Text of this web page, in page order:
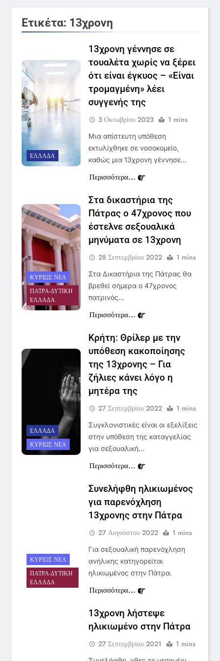
Ετικέτα: 13χρονη
ΕΛΛΆΔΑ
13χρονη γέννησε σε
τουαλέτα χωρίς να ξέρει
ότι είναι έγκυος – «Είναι
τρομαγμένη» λέει
συγγενής της
3 Οκτωβρίου 2023 1 mins
Μια απίστευτη υπόθεση
εκτυλίχθηκε σε νοσοκομείο,
καθώς μια 13χρονη γέννησε…
Περισσότερα...
ΚΥΡΊΩΣ ΝΈΑ
ΠΆΤΡΑ-ΔΥΤΙΚΉ
ΕΛΛΆΔΑ
Στα δικαστήρια της
Πάτρας ο 47χρονος που
έστελνε σεξουαλικά
μηνύματα σε 13χρονη
28 Σεπτεμβρίου 2022 1 mins
Στα Δικαστήρια της Πάτρας θα
βρεθεί σήμερα ο 47χρονος
πατρινός…
Περισσότερα...
ΕΛΛΆΔΑ
ΚΥΡΊΩΣ ΝΈΑ
Κρήτη: Θρίλερ με την
υπόθεση κακοποίησης
της 13χρονης – Για
ζήλιες κάνει λόγο η
μητέρα της
27 Σεπτεμβρίου 2022 1 mins
Συγκλονιστικές είναι οι εξελίξεις
στην υπόθεση της καταγγελίας
για σεξουαλική…
Περισσότερα...
ΚΥΡΊΩΣ ΝΈΑ
ΠΆΤΡΑ-ΔΥΤΙΚΉ
ΕΛΛΆΔΑ
Συνελήφθη ηλικιωμένος
για παρενόχληση
13χρονης στην Πάτρα
27 Αυγούστου 2022 1 mins
Για σεξουαλική παρενόχληση
ανήλικης κατηγορείται
ηλικιωμένος στην Πάτρα.
Περισσότερα...
13χρονη λήστεψε
ηλικιωμένο στην Πάτρα
27 Σεπτεμβρίου 2021 1 mins
Ο Παναγιώτης Στάθης στο
«τιμόνι» του κεντρικού δελτίου
ειδήσεων της ΕΡΤ
LIFESTYLE-MEDIA
Στον ΑΝΤ1 η Σία Κοσιώνη- Η
ανακοίνωση του σταθμού
Παναγιώτης Στάθης